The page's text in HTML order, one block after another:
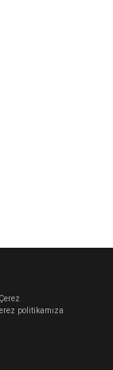
politikamıza